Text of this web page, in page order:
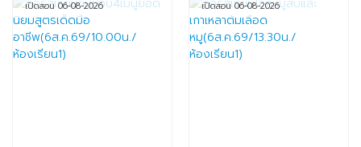
เปิดสอน 06-08-2026 เปิดสอน 06-08-2026